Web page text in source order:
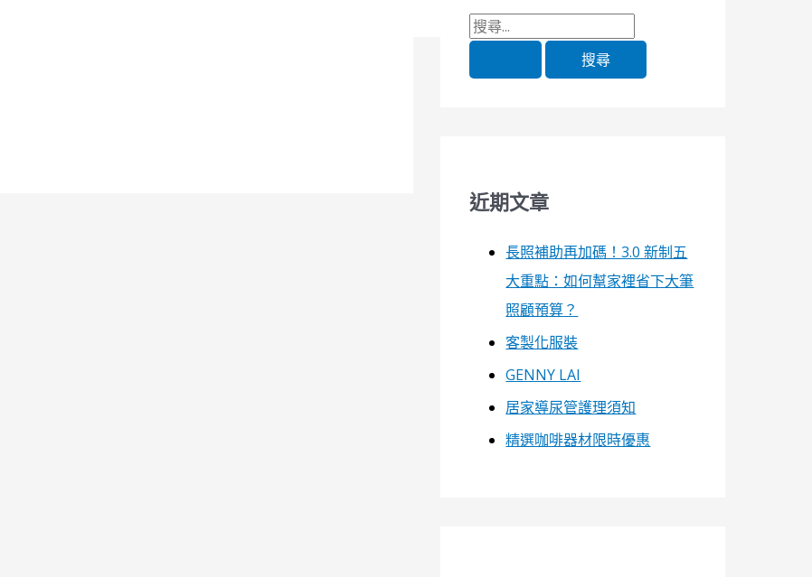
近期文章
長照補助再加碼！3.0 新制五
大重點：如何幫家裡省下大筆
照顧預算？
客製化服裝
GENNY LAI
居家導尿管護理須知
精選咖啡器材限時優惠